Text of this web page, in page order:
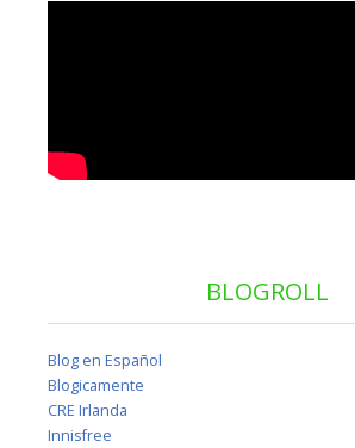
BLOGROLL
Blog en Español
Blogicamente
CRE Irlanda
Innisfree